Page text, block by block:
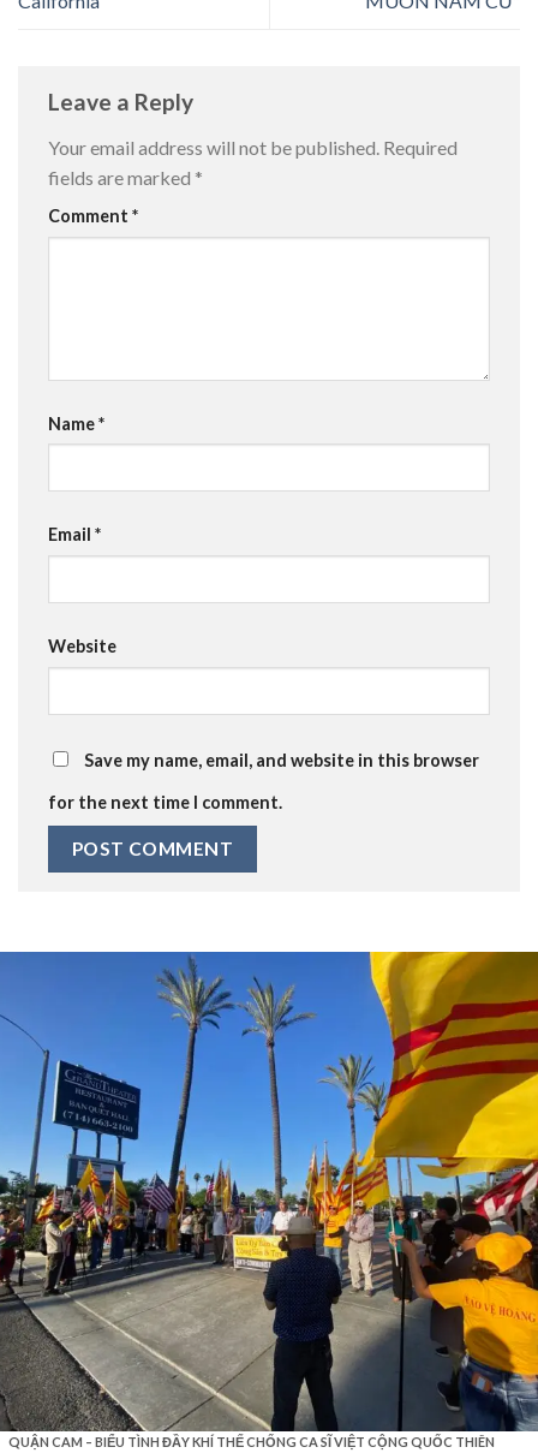
Leave a Reply
Your email address will not be published. Required
fields are marked *
Comment *
Name*
Email *
Website
Save my name, email, and website in this browser
for the next time I comment.
QUẬN CAM – BIỂU TÌNH ĐẦY KHÍ THẾ CHỐNG CA SĨ VIỆT CỘNG QUỐC THIÊN